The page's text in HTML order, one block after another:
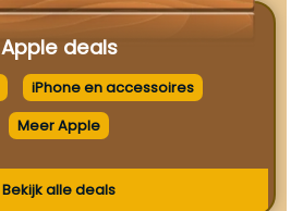
Apple deals
iPhone en accessoires
Meer Apple
Bekijk alle deals